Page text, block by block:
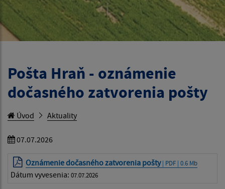
Pošta Hraň - oznámenie
dočasného zatvorenia pošty
Úvod Aktuality
07.07.2026
Oznámenie dočasného zatvorenia pošty| PDF | 0.6 Mb
Dátum vyvesenia: 07.07.2026